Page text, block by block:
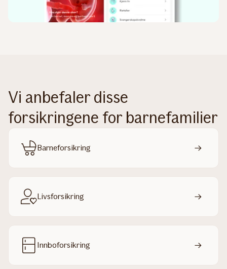
Vi anbefaler disse
forsikringene for barnefamilier
Barneforsikring
Livsforsikring
Innboforsikring